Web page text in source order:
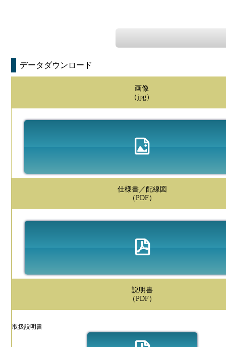
データダウンロード
画像
（jpg）
仕様書／配線図
（PDF）
説明書
（PDF）
取扱説明書